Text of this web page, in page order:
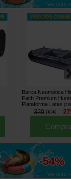
Ver todo »
Barca Neumática
Faith Premium
Plataforma Latas
329,00€
hasta
-54%
Ver todo »